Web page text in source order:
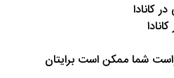
کانادا
شما ممکن است برایتان